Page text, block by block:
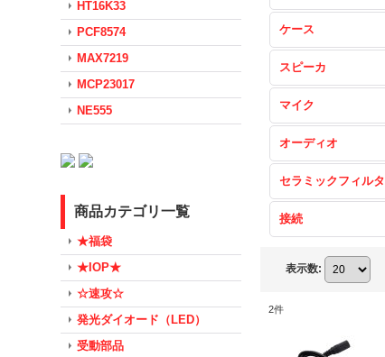
HT16K33
PCF8574
MAX7219
MCP23017
NE555
商品カテゴリ一覧
★福袋
★IOP★
☆速攻☆
発光ダイオード（LED）
受動部品
ケース
スピーカ
マイク
オーディオ
セラミックフィルタ
接続
表示数:
2件